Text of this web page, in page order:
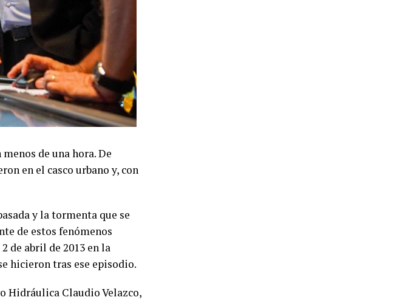
de una hora. De
en el casco urbano y, con
y la tormenta que se
de estos fenómenos
de abril de 2013 en la
hicieron tras ese episodio.
Hidráulica Claudio Velazco,